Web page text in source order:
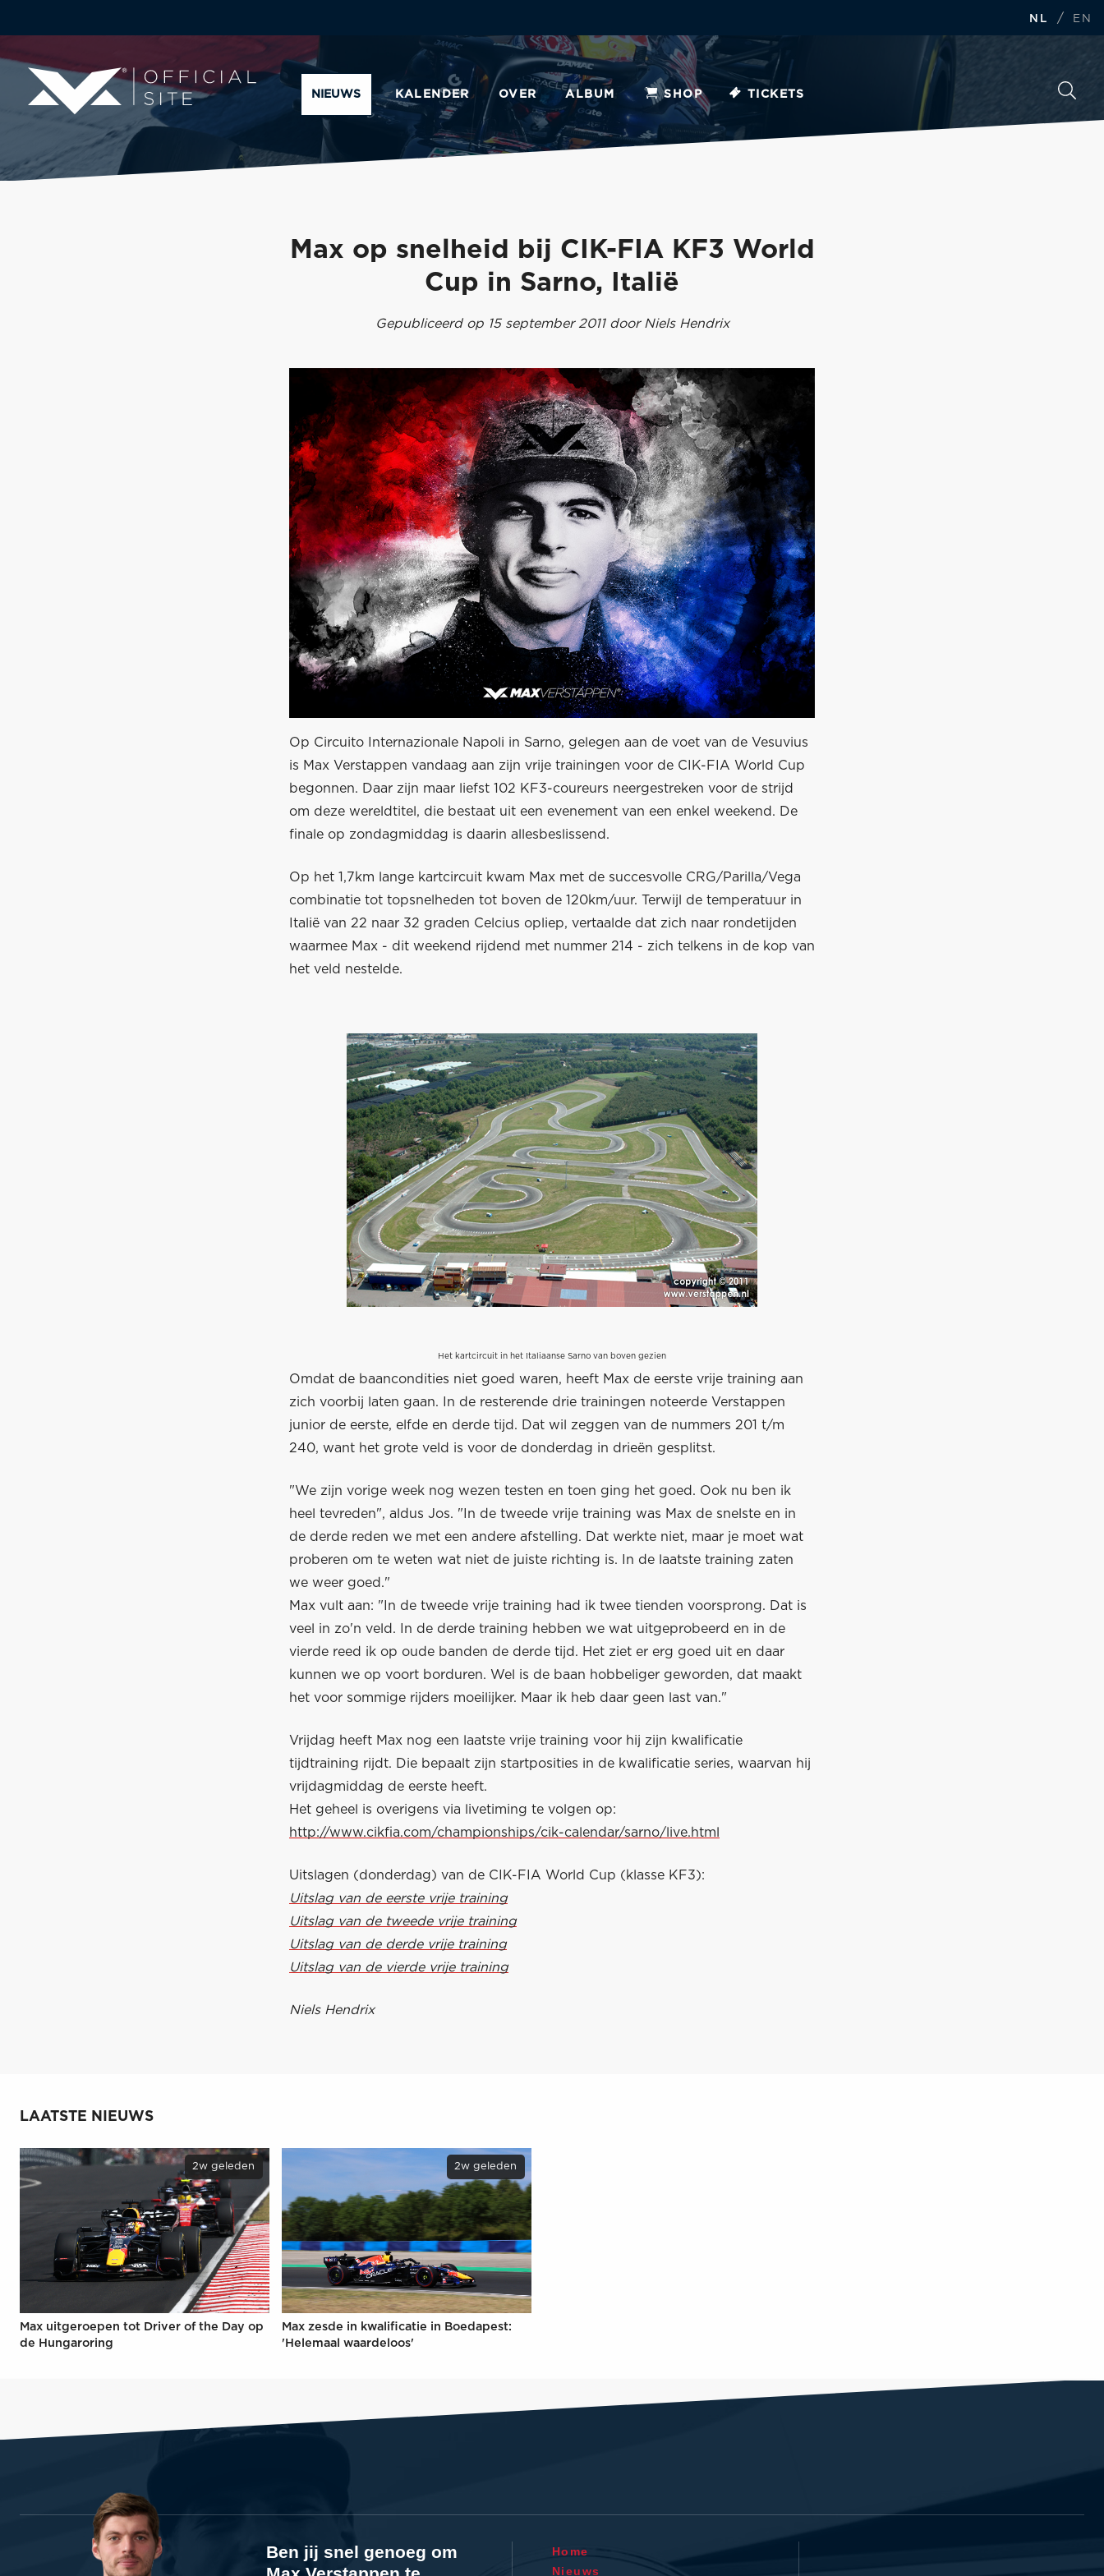
NL / EN
NIEUWS KALENDER OVER ALBUM SHOP TICKETS
Max op snelheid bij CIK-FIA KF3 World
Cup in Sarno, Italië
Gepubliceerd op 15 september 2011 door Niels Hendrix
Op Circuito Internazionale Napoli in Sarno, gelegen aan de voet van de Vesuvius
is Max Verstappen vandaag aan zijn vrije trainingen voor de CIK-FIA World Cup
begonnen. Daar zijn maar liefst 102 KF3-coureurs neergestreken voor de strijd
om deze wereldtitel, die bestaat uit een evenement van een enkel weekend. De
finale op zondagmiddag is daarin allesbeslissend.
Op het 1,7km lange kartcircuit kwam Max met de succesvolle CRG/Parilla/Vega
combinatie tot topsnelheden tot boven de 120km/uur. Terwijl de temperatuur in
Italië van 22 naar 32 graden Celcius opliep, vertaalde dat zich naar rondetijden
waarmee Max - dit weekend rijdend met nummer 214 - zich telkens in de kop van
het veld nestelde.
Het kartcircuit in het Italiaanse Sarno van boven gezien
Omdat de baancondities niet goed waren, heeft Max de eerste vrije training aan
zich voorbij laten gaan. In de resterende drie trainingen noteerde Verstappen
junior de eerste, elfde en derde tijd. Dat wil zeggen van de nummers 201 t/m
240, want het grote veld is voor de donderdag in drieën gesplitst.
"We zijn vorige week nog wezen testen en toen ging het goed. Ook nu ben ik
heel tevreden", aldus Jos. "In de tweede vrije training was Max de snelste en in
de derde reden we met een andere afstelling. Dat werkte niet, maar je moet wat
proberen om te weten wat niet de juiste richting is. In de laatste training zaten
we weer goed."
Max vult aan: "In de tweede vrije training had ik twee tienden voorsprong. Dat is
veel in zo'n veld. In de derde training hebben we wat uitgeprobeerd en in de
vierde reed ik op oude banden de derde tijd. Het ziet er erg goed uit en daar
kunnen we op voort borduren. Wel is de baan hobbeliger geworden, dat maakt
het voor sommige rijders moeilijker. Maar ik heb daar geen last van."
Vrijdag heeft Max nog een laatste vrije training voor hij zijn kwalificatie
tijdtraining rijdt. Die bepaalt zijn startposities in de kwalificatie series, waarvan hij
vrijdagmiddag de eerste heeft.
Het geheel is overigens via livetiming te volgen op:
http://www.cikfia.com/championships/cik-calendar/sarno/live.html
Uitslagen (donderdag) van de CIK-FIA World Cup (klasse KF3):
Uitslag van de eerste vrije training
Uitslag van de tweede vrije training
Uitslag van de derde vrije training
Uitslag van de vierde vrije training
Niels Hendrix
LAATSTE NIEUWS
2w geleden
Max uitgeroepen tot Driver of the Day op
de Hungaroring
2w geleden
Max zesde in kwalificatie in Boedapest:
'Helemaal waardeloos'
Ben jij snel genoeg om
Home
Nieuws